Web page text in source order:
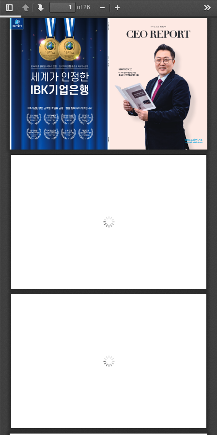
Toggle
Sidebar
PreviousNext
of 26
Zoom
Out
In
MONTHLY CEO
시니어 토털 케어 플랫폼 기업
주식회사 안앤락 오세용 대표
APRIL 2025 V ol.241
CEO REPORT
김용수 (주)케이엘씨앤에스 대표
첨단기술의 융합, 지능형 콜센터산업의
CEO STORY
2025  APRIL
Vol.241